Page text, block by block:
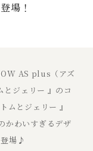
場！
AS plus（アズ
とジェリー 』のコ
ムとジェリー 』
かわいすぎるデザ
場♪